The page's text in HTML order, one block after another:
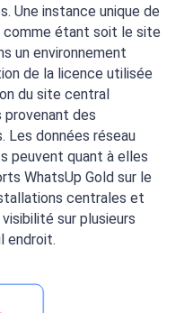
Une instance unique de
comme étant soit le site
un environnement
de la licence utilisée
du site central
provenant des
données réseau
peuvent quant à elles
WhatsUp Gold sur le
centrales et
sur plusieurs
endroit.